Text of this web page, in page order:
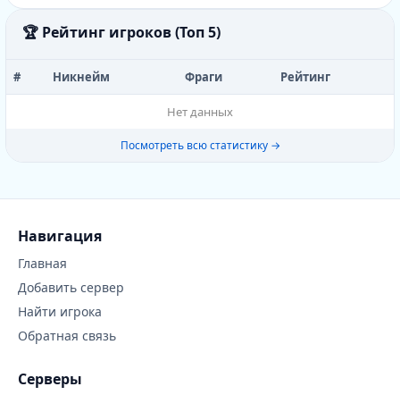
🏆 Рейтинг игроков (Топ 5)
# Никнейм Фраги Рейтинг
Нет данных
Посмотреть всю статистику →
Навигация
Главная
Добавить сервер
Найти игрока
Обратная связь
Серверы